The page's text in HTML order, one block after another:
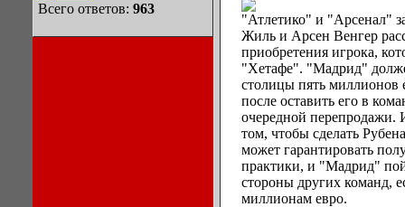
Всего ответов: 963
"Атлетико" и "Арсенал"
Жиль и Арсен Венгер
приобретения игрока,
"Хетафе". "Мадрид"
столицы пять миллионов
после оставить его в
очередной перепродажи.
том, чтобы сделать
может гарантировать
практики, и "Мадрид"
стороны других команд,
миллионам евро.